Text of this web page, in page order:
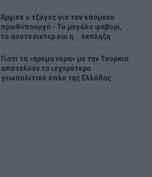
Άρχισε ο τζόγος για τον επόμενο
πρωθυπουργό - Το μεγάλο φαβορί,
το αουτσάιντερ και η... έκπληξη
Γιατί τα «ήρεμα νερά» με την Τουρκία
αποτελούν το ισχυρότερο
γεωπολιτικό όπλο της Ελλάδας